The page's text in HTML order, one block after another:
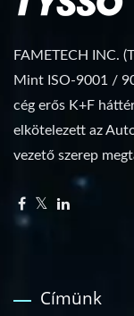
FAMETECH INC.
Mint ISO-9001 /
cég erős K+F
elkötelezett az
vezető szerep
Címünk